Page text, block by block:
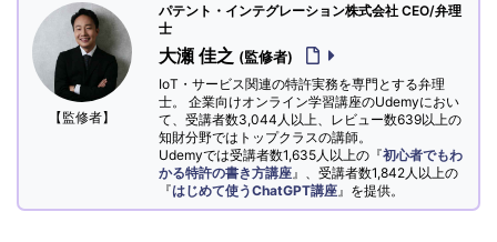
【監修者】
パテント・インテグレーション株式会社 CEO/弁理
士
大瀬 佳之 (監修者)
IoT・サービス関連の特許実務を専門とする弁理
士。 企業向けオンライン学習講座のUdemyにおい
て、受講者数3,044人以上、レビュー数639以上の
知財分野ではトップクラスの講師。
Udemyでは受講者数1,635人以上の『初心者でもわ
かる特許の書き方講座 』、受講者数1,842人以上の
『はじめて使うChatGPT講座 』を提供。